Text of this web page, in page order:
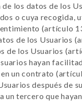
los datos de los
o cuya
(artículo
de los Usuarios
de los Usuarios
hayan
un contrato
después de
un tercero que